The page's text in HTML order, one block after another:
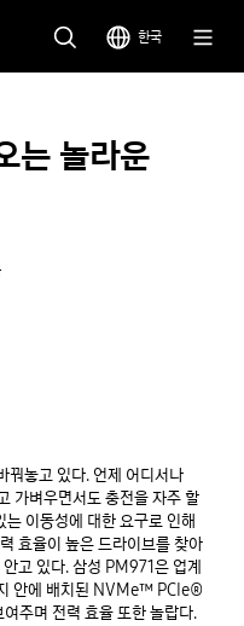
한국
는 놀라운
꿔놓고 있다. 언제 어디서나
가벼우면서도 충전을 자주 할
이동성에 대한 요구로 인해
효율이 높은 드라이브를 찾아
고 있다. 삼성 PM971은 업계
안에 배치된 NVMe™ PCIe®
주며 전력 효율 또한 놀랍다.